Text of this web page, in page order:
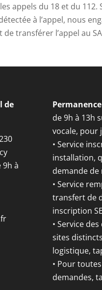
appels du 18 et du 112.
à l’appel, nous
de transférer l’appel au
de
à
de 9h à 13h
vocale, pour
• Service
installation,
demande de
• Service
transfert de
inscription
• Service
sites
logistique,
• Pour
demandes,